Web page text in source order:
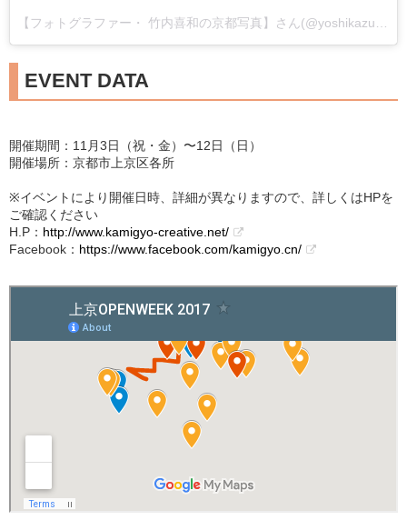
EVENT DATA
開催期間：11月3日（祝・金）〜12日（日）
開催場所：京都市上京区各所
※イベントにより開催日時、詳細が異なりますので、詳しくはHPを
ご確認ください
H.P： http://www.kamigyo-creative.net/
Facebook： https://www.facebook.com/kamigyo.cn/